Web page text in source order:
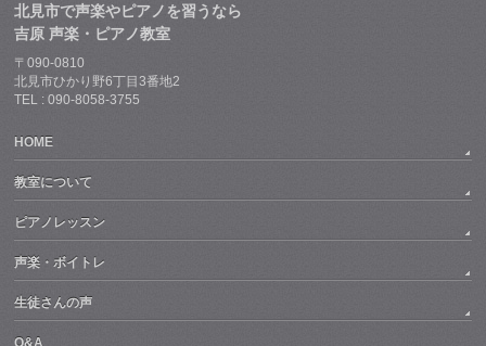
北見市で声楽やピアノを習うなら
吉原 声楽・ピアノ教室
〒090-0810
北見市ひかり野6丁目3番地2
TEL : 090-8058-3755
HOME
教室について
ピアノレッスン
声楽・ボイトレ
生徒さんの声
Q&A